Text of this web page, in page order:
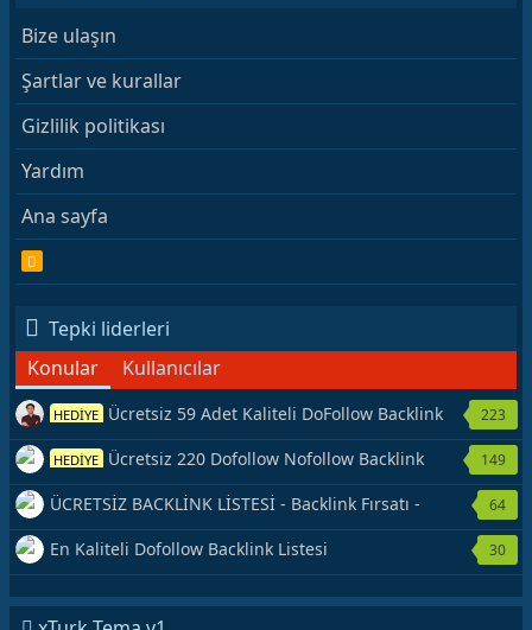
Bize ulaşın
Şartlar ve kurallar
Gizlilik politikası
Yardım
Ana sayfa
R
S
Tepki liderleri
Konular
Kullanıcılar
HEDİYE Ücretsiz 59 Adet Kaliteli DoFollow Backlink
Kaynağı Veriyorum.
223
HEDİYE Ücretsiz 220 Dofollow Nofollow Backlink
Veriyorum
149
ÜCRETSİZ BACKLİNK LİSTESİ - Backlink Fırsatı -
Hemen Yetiş!
64
En Kaliteli Dofollow Backlink Listesi 30